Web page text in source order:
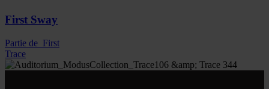
First Sway
Partie de First
Trace